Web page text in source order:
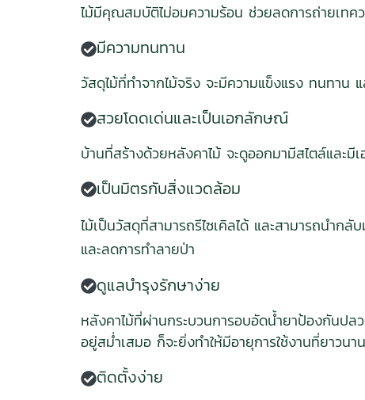
ไม้มีคุณสมบัติไม่อมความร้อน ช่วยลดการถ่ายเทคว
มีความทนทาน
วัสดุไม้ที่ทำจากไม้จริง จะมีความแข็งแรง ทนทาน
สวยโดดเด่นและเป็นเอกลักษณ์
บ้านที่สร้างด้วยหลังคาไม้ จะดูออกมามีสไตล์และ
เป็นมิตรกับสิ่งแวดล้อม
ไม้เป็นวัสดุที่สามารถรีไซเคิลได้ และสามารถนำก
และลดการทำลายป่า
ดูแลบำรุงรักษาง่าย
หลังคาไม้ที่ผ่านกระบวนการอบอัดน้ำยาป้องกันปล
อยู่สม่ำเสมอ ก็จะยิ่งทำให้มีอายุการใช้งานที่ยาว
ติดตั้งง่าย